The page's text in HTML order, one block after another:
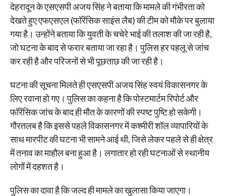
देहरादून के एसएसपी अजय सिंह ने बताया कि मामले की गंभीरता को
देखते हुए एफएसएल (फॉरेंसिक साइंस लैब) की टीम को मौके पर बुलाया
गया है। उन्होंने बताया कि युवती के चचेरे भाई की तलाश की जा रही है,
जो घटना के बाद से फरार बताया जा रहा है। पुलिस हर पहलू से जांच
कर रही है और परिजनों से भी पूछताछ की जा रही है।
घटना की सूचना मिलते ही एसएसपी अजय सिंह स्वयं विकासनगर के
लिए रवाना हो गए। पुलिस का कहना है कि पोस्टमार्टम रिपोर्ट और
फॉरेंसिक जांच के बाद ही मौत के कारणों की स्पष्ट पुष्टि हो सकेगी।
गौरतलब है कि इससे पहले विकासनगर में कश्मीरी शॉल व्यापारियों के
साथ मारपीट की घटना भी सामने आई थी, जिसे लेकर पहले से ही क्षेत्र
में तनाव का माहौल बना हुआ है। लगातार हो रही घटनाओं से स्थानीय
लोगों में दहशत है।
पुलिस का दावा है कि जल्द ही मामले का खुलासा किया जाएगा।